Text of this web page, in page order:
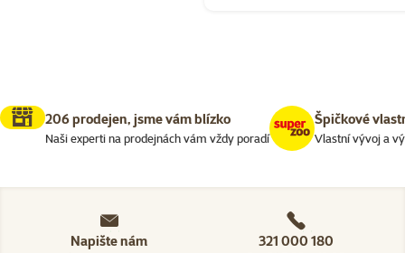
206 prodejen, jsme vám blízko
Naši experti na prodejnách vám vždy poradí
Špičkové
Vlastní vývoj a
Napište nám 321 000 180